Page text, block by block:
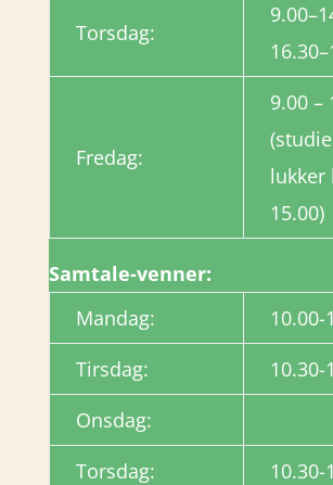
Torsdag:
Fredag:
9.00 –
lukker
15.00)
Samtale-venner:
Mandag:
10.00-
Tirsdag:
10.30-
Onsdag:
Torsdag:
10.30-